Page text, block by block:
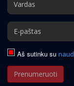
Aš sutinku su
Prenumeruoti